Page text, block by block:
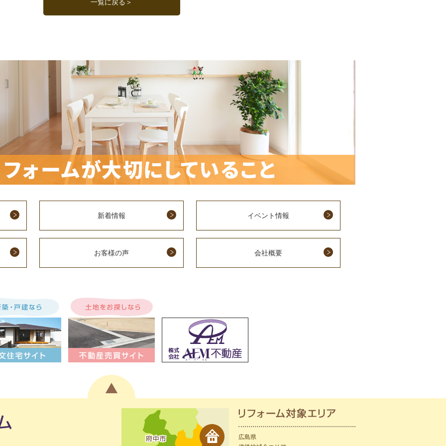
一覧に戻る＞
新着情報 イベント情報
お客様の声 会社概要
広島県